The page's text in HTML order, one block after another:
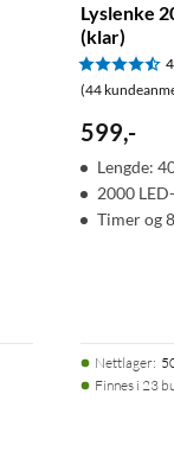
Lyslenke
(klar)
(44
599,-
Lengde:
2000
Timer og
Nettlager:
Finnes i 23